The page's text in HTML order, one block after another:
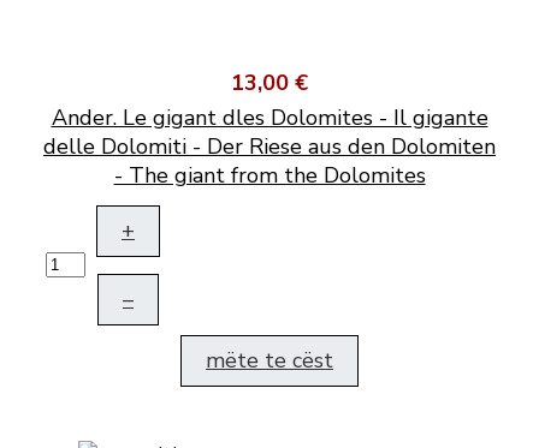
13,00 €
Ander. Le gigant dles Dolomites - Il gigante
delle Dolomiti - Der Riese aus den Dolomiten
- The giant from the Dolomites
+
–
mëte te cëst